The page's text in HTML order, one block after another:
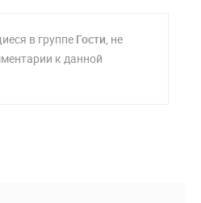
в группе Гости, не
к данной